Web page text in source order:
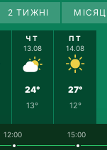
2 ТИЖНІ
ЧТ
13.08
24°
13°
ПТ
14.08
27°
12°
12:00 15:00